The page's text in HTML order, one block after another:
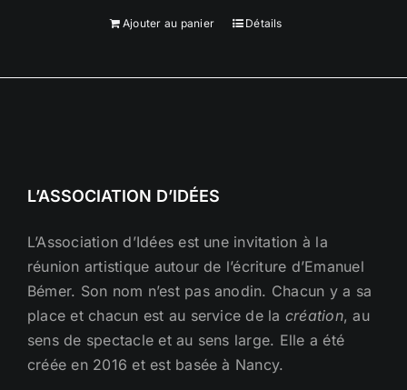
Ajouter au panier Détails
L’ASSOCIATION D’IDÉES
L’Association d’Idées est une invitation à la
réunion artistique autour de l’écriture d’Emanuel
Bémer. Son nom n’est pas anodin. Chacun y a sa
place et chacun est au service de la création, au
sens de spectacle et au sens large. Elle a été
créée en 2016 et est basée à Nancy.